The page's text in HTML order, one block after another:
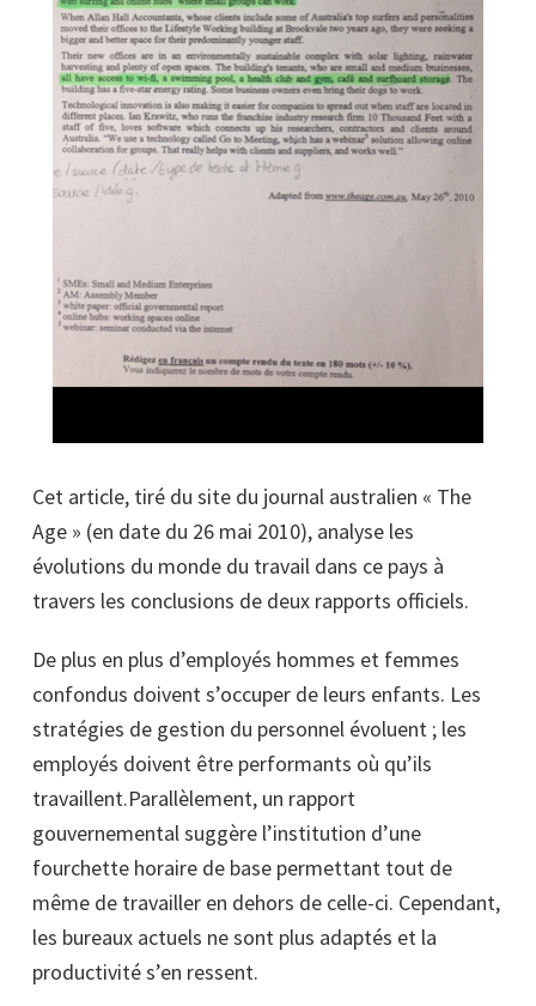
Cet article, tiré du site du journal australien « The
Age » (en date du 26 mai 2010), analyse les
évolutions du monde du travail dans ce pays à
travers les conclusions de deux rapports officiels.
De plus en plus d’employés hommes et femmes
confondus doivent s’occuper de leurs enfants. Les
stratégies de gestion du personnel évoluent ; les
employés doivent être performants où qu’ils
travaillent.Parallèlement, un rapport
gouvernemental suggère l’institution d’une
fourchette horaire de base permettant tout de
même de travailler en dehors de celle-ci. Cependant,
les bureaux actuels ne sont plus adaptés et la
productivité s’en ressent.